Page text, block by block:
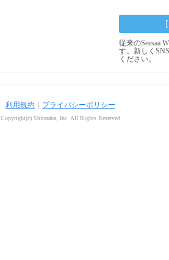
従来のSeesaa
す。新しく
ください。
利用規約 プライバシーポリシー
Copyright(c) Shitaraba, Inc. All Rights Reserved